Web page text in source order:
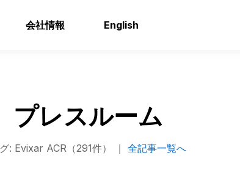
会社情報 English
プレスルーム
: Evixar ACR（291件） ｜ 全記事一覧へ